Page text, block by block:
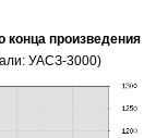
произведения
УАСЗ-3000)